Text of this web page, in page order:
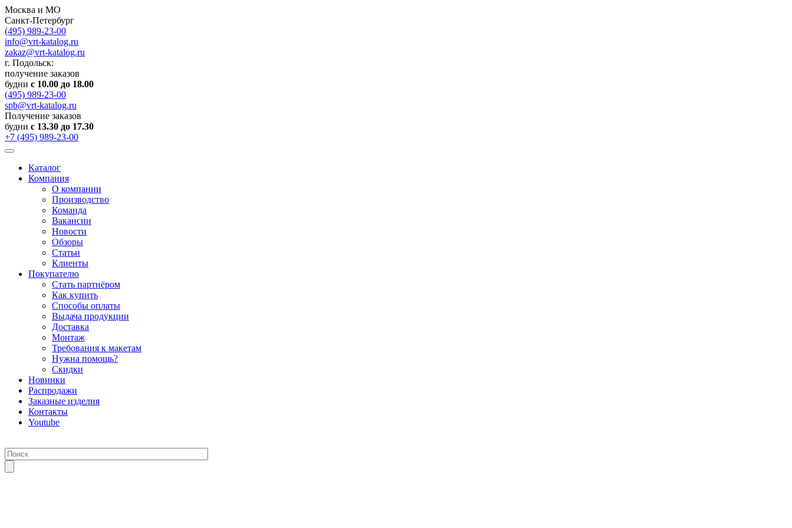
Москва и МО
Санкт-Петербург
(495) 989-23-00
info@vrt-katalog.ru
zakaz@vrt-katalog.ru
г. Подольск:
получение заказов
будни с 10.00 до 18.00
(495) 989-23-00
spb@vrt-katalog.ru
Получение заказов
будни с 13.30 до 17.30
+7 (495) 989-23-00
Каталог
Компания
О компании
Производство
Команда
Вакансии
Новости
Обзоры
Статьи
Клиенты
Покупателю
Стать партнёром
Как купить
Способы оплаты
Выдача продукции
Доставка
Монтаж
Требования к макетам
Нужна помощь?
Скидки
Новинки
Распродажи
Заказные изделия
Контакты
Youtube